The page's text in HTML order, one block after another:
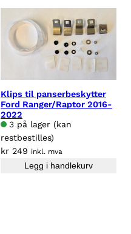
Klips til panserbeskytter
Ford Ranger/Raptor 2016-
2022
3 på lager (kan
restbestilles)
kr 249 inkl. mva
Legg i handlekurv